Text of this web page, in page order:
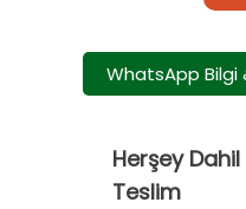
WhatsApp Bilgi
Herşey
Teslim